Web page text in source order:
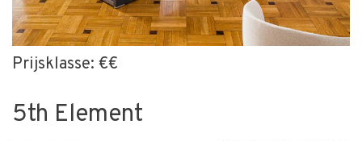
Prijsklasse: €€
5th Element